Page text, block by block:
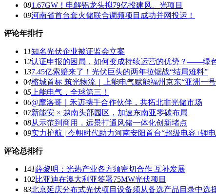
081.67GW！电解铝龙头拟79亿投建风、光项目
09河南省首台套火储联合调频项目成功并网投运！
评论年排行
1 1知名光伏企业被证监会立案
12认证申报的困局，如何变成持续运营的优势？——绿
137.45亿索赔来了！光伏巨头的两年拉锯战“结局难料”
04榕城首标 筑光物流｜上能电气赋能福州京东“亚洲一
05 上能电气，全球第三！
06@摩洛哥｜禾迈携手合作伙伴，共拓北非光储市场
07新能安 × 越南头部园区，加速东南亚零碳布局
08从示范到商用，远景打通风储一体化创新堵点
09实力护航 | 今朝时代助力河南安阳首台“超级电容+锂
评论总排行
141薛黎明：光热产业各方须密切合作 互补发展
102比亚迪在澳大利亚签署75MW光伏项目
83北京延庆分布式光伏项目设备须从备选产品目录中选